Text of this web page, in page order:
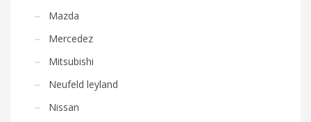
Mazda
Mercedez
Mitsubishi
Neufeld leyland
Nissan